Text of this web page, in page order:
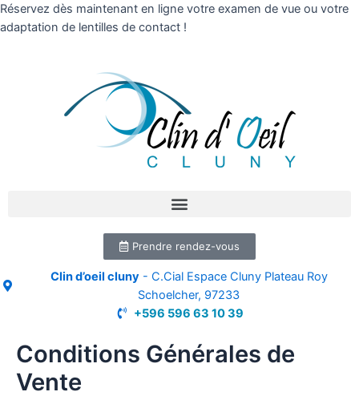
Réservez dès maintenant en ligne votre examen de vue ou votre
adaptation de lentilles de contact !
Prendre rendez-vous
Clin d’oeil cluny- C.Cial Espace Cluny Plateau Roy
Schoelcher, 97233
+596 596 63 10 39
Conditions Générales de
Vente